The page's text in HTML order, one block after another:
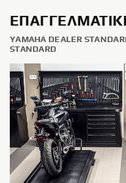
YAMAHA DEALER
STANDARD